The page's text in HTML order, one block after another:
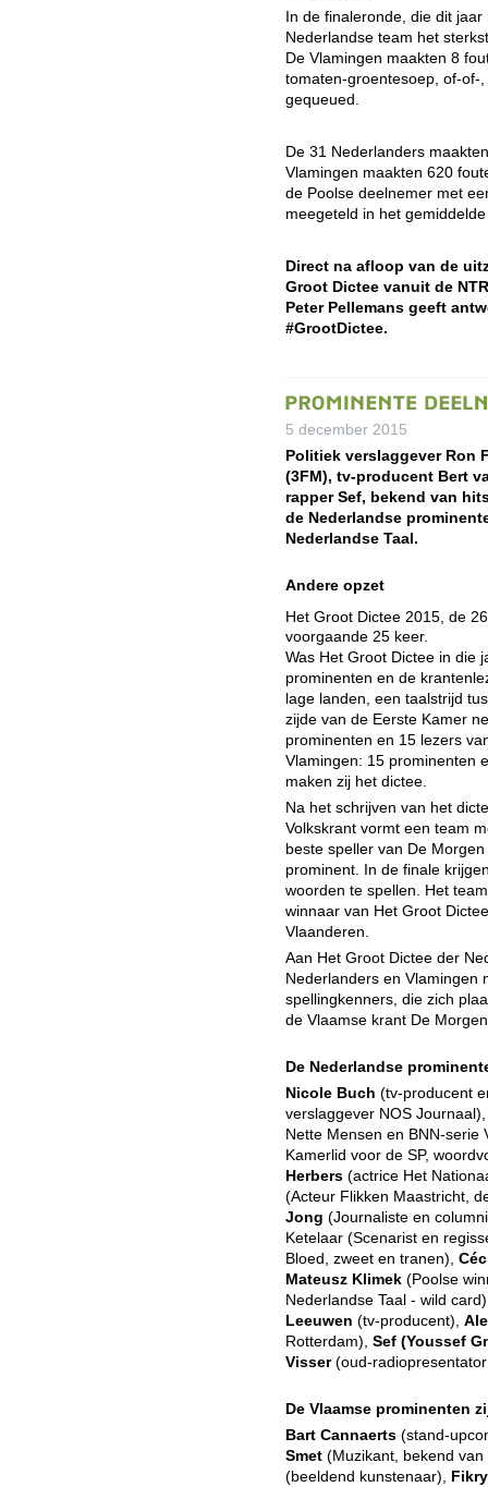
In de finaleronde, die dit
Nederlandse team het
De Vlamingen maakten 8
tomaten-groentesoep, of-of-
gequeued.
De 31 Nederlanders
Vlamingen maakten 620
de Poolse deelnemer met
meegeteld in het
Direct na afloop van de
Groot Dictee vanuit de
Peter Pellemans geeft
#GrootDictee.
5 december 2015
Politiek verslaggever Ron
(3FM), tv-producent Bert
rapper Sef, bekend van
de Nederlandse
Nederlandse Taal.
Andere opzet
Het Groot Dictee 2015, de 26
voorgaande 25 keer.
Was Het Groot Dictee in die
prominenten en de
lage landen, een taalstrijd
zijde van de Eerste Kamer
prominenten en 15 lezers
Vlamingen: 15 prominenten
maken zij het dictee.
Na het schrijven van het
Volkskrant vormt een team
beste speller van De
prominent. In de finale
woorden te spellen. Het
winnaar van Het Groot
Vlaanderen.
Aan Het Groot Dictee der
Nederlanders en Vlamingen
spellingkenners, die zich
de Vlaamse krant De
De Nederlandse
Nicole Buch (tv-producent
verslaggever NOS
Nette Mensen en BNN-serie
Kamerlid voor de SP,
Herbers (actrice Het
(Acteur Flikken Maastricht,
Jong (Journaliste en
Ketelaar (Scenarist en
Bloed, zweet en tranen),
Mateusz Klimek (Poolse
Nederlandse Taal - wild
Leeuwen (tv-producent),
Rotterdam), Sef (Youssef
Visser(oud-
De Vlaamse prominenten
Bart Cannaerts (stand-
Smet (Muzikant, bekend
(beeldend kunstenaar),